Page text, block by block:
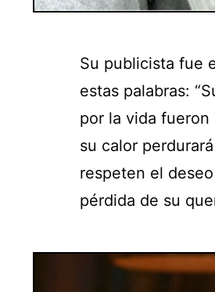
Su publicista fue
estas palabras:
por la vida
su calor
respeten el
pérdida de su